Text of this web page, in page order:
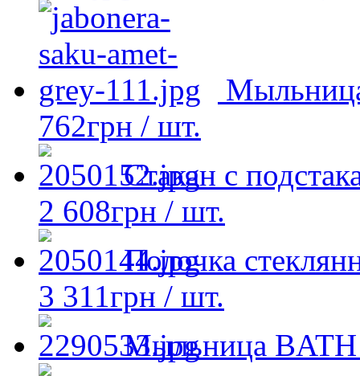
762грн / шт.
Стакан с
2 608грн / шт.
Полочка
3 311грн / шт.
Мыльница